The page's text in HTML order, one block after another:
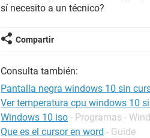
sí necesito a un técnico?
Compartir
Consulta también:
Pantalla negra windows 10 sin
Ver temperatura cpu windows 10
Windows 10 iso - Programas -
Que es el cursor en word - Guide